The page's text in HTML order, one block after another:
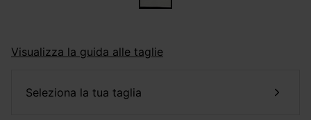
Visualizza la guida alle taglie
seleziona la tua taglia